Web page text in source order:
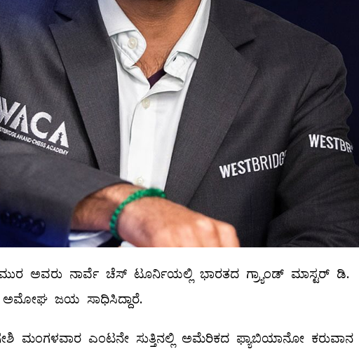
ಅವರು ನಾರ್ವೆ ಚೆಸ್​ ಟೂರ್ನಿಯಲ್ಲಿ ಭಾರತದ ಗ್ರ್ಯಾಂಡ್ ಮಾಸ್ಟರ್​ ಡಿ.
ಅಮೋಘ ಜಯ ಸಾಧಿಸಿದ್ದಾರೆ.
ಮಂಗಳವಾರ ಎಂಟನೇ ಸುತ್ತಿನಲ್ಲಿ ಅಮೆರಿಕದ ಫ್ಯಾಬಿಯಾನೋ ಕರುವಾನ